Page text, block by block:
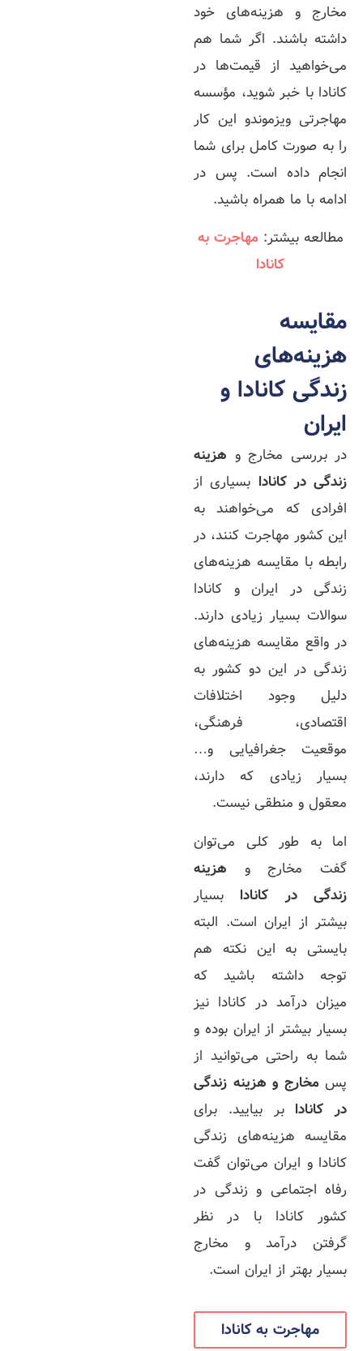
مخارج و هزینه‌های خود
داشته باشند. اگر شما هم
می‌خواهید از قیمت‌ها در
کانادا با خبر شوید، مؤسسه
مهاجرتی ویزموندو این کار
را به صورت کامل برای شما
انجام داده است. پس در
ادامه با ما همراه باشید.
مطالعه بیشتر: مهاجرت به
کانادا
مقایسه
هزینه‌های
زندگی کانادا و
ایران
در بررسی مخارج و هزینه
زندگی در کانادا بسیاری از
افرادی که می‌خواهند به
این کشور مهاجرت کنند، در
رابطه با مقایسه هزینه‌های
زندگی در ایران و کانادا
سوالات بسیار زیادی دارند.
در واقع مقایسه هزینه‌های
زندگی در این دو کشور به
دلیل وجود اختلافات
اقتصادی، فرهنگی،
موقعیت جغرافیایی و…
بسیار زیادی که دارند،
معقول و منطقی نیست.
اما به طور کلی می‌توان
گفت مخارج و هزینه
زندگی در کانادا بسیار
بیشتر از ایران است. البته
بایستی به این نکته هم
توجه داشته باشید که
میزان درآمد در کانادا نیز
بسیار بیشتر از ایران بوده و
شما به راحتی می‌توانید از
پسمخارج و هزینه زندگی
در کانادا بر بیایید. برای
مقایسه هزینه‌های زندگی
کانادا و ایران می‌توان گفت
رفاه اجتماعی و زندگی در
کشور کانادا با در نظر
گرفتن درآمد و مخارج
بسیار بهتر از ایران است.
مهاجرت به کانادا